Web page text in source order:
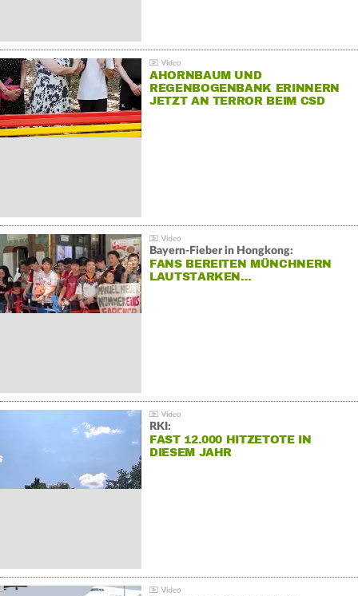
AHORNBAUM UND
REGENBOGENBANK ERINNERN
JETZT AN TERROR BEIM CSD
Bayern-Fieber in Hongkong:
FANS BEREITEN MÜNCHNERN
LAUTSTARKEN…
RKI:
FAST 12.000 HITZETOTE IN
DIESEM JAHR